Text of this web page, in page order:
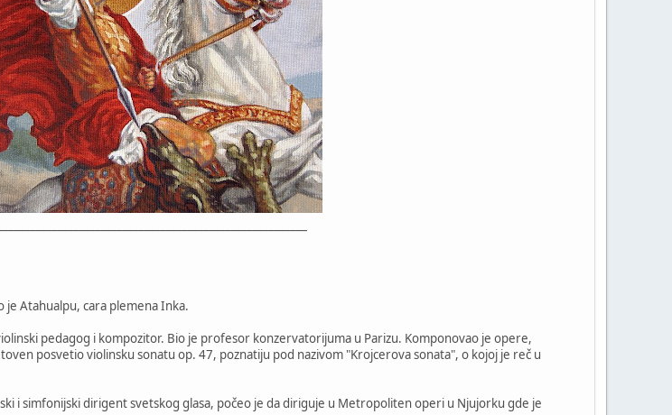
je Atahualpu, cara plemena Inka.
pedagog i kompozitor. Bio je profesor konzervatorijuma u Parizu. Komponovao je opere,
posvetio violinsku sonatu op. 47, poznatiju pod nazivom "Krojcerova sonata", o kojoj je reč u
i simfonijski dirigent svetskog glasa, počeo je da diriguje u Metropoliten operi u Njujorku gde je